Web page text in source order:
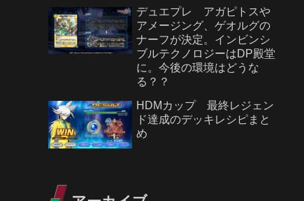
デュエプレ アガピトスや
アメージング、ゲオルグの
ナーフが決定。インビンシ
ブルテクノロジーはDP殿堂
に。今後の環境はどうな
る？？
HDMカップ 最終レジェン
ド達成のデッキレシピまと
め